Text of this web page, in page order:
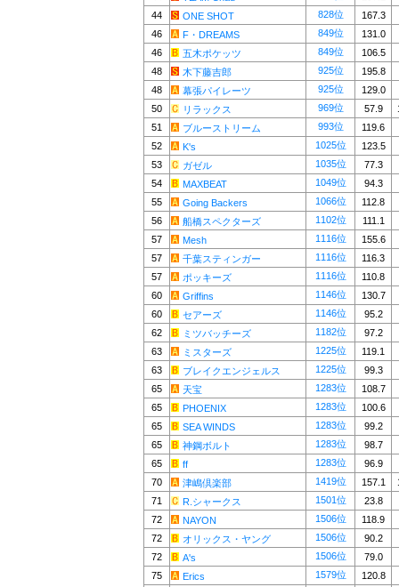
44
ONE SHOT 828位
167.3
46
F・DREAMS 849位
131.0
46
五木ポケッツ 849位
106.5
48
木下藤吉郎 925位
195.8
48
幕張パイレーツ 925位
129.0
50
リラックス 969位 57.9
51
ブルーストリーム 993位
119.6
52
K's 1025位
123.5
53
ガゼル 1035位
77.3
54
MAXBEAT 1049位
94.3
55
Going Backers 1066位
112.8
56
船橋スペクターズ 1102位
111.1
57
Mesh 1116位
155.6
57
千葉スティンガー 1116位
116.3
57
ポッキーズ 1116位
110.8
60
Griffins 1146位
130.7
60
セアーズ 1146位
95.2
62
ミツバッチーズ 1182位
97.2
63
ミスターズ 1225位
119.1
63
ブレイクエンジェルス 1225位
99.3
65
天宝 1283位
108.7
65
PHOENIX 1283位
100.6
65
SEA WINDS 1283位
99.2
65
神鋼ボルト 1283位
98.7
65
ff 1283位
96.9
70
津嶋倶楽部 1419位 157.1
71
R.シャークス 1501位
23.8
72
NAYON 1506位
118.9
72
オリックス・ヤング 1506位
90.2
72
A's 1506位
79.0
75
Erics 1579位
120.8